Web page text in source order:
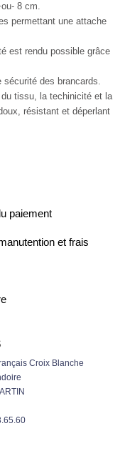
8 cm.
permettant une attache
est rendu possible grâce
sécurité des brancards.
tissu, la techinicité et la
résistant et déperlant
paiement
et frais
Croix Blanche